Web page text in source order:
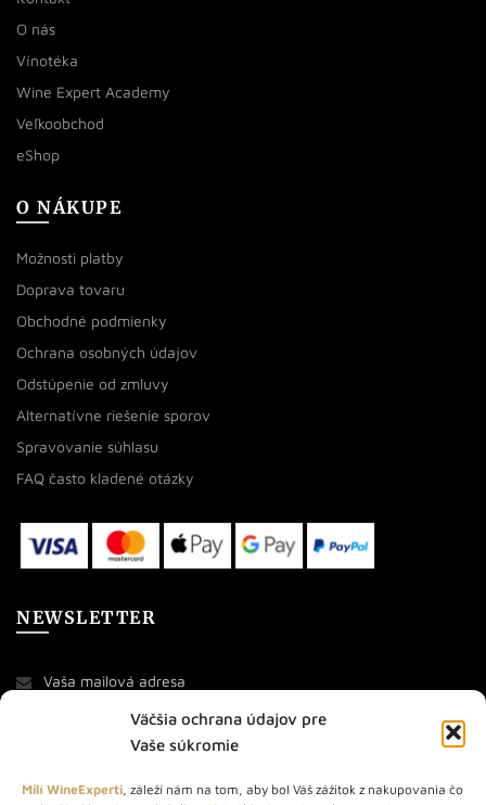
Väčšia ochrana údajov pre
Vaše súkromie
Milí WineExperti, záleží nám na tom, aby bol Váš zážitok z nakupovania čo
O nás
Vínotéka
Wine Expert Academy
Veľkoobchod
eShop
O NÁKUPE
Možnosti platby
Doprava tovaru
Obchodné podmienky
Ochrana osobných údajov
Odstúpenie od zmluvy
Alternatívne riešenie sporov
Spravovanie súhlasu
FAQ často kladené otázky
NEWSLETTER